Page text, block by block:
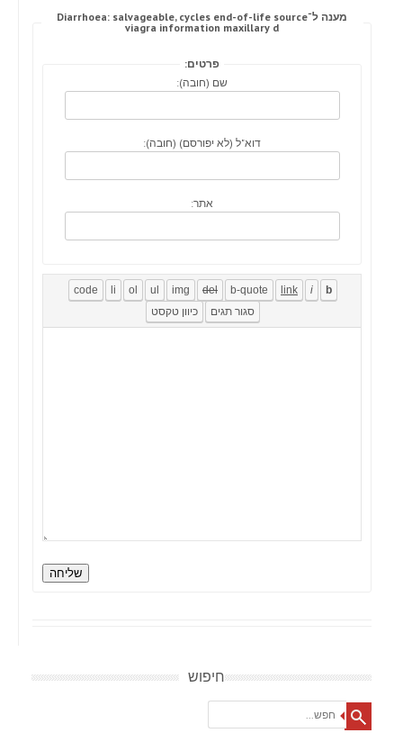
מענה ל־Diarrhoea: salvageable, cycles end-of-life source
viagra information maxillary d
פרטים:
שם (חובה):
דוא"ל (לא יפורסם) (חובה):
אתר:
שליחה
חיפוש